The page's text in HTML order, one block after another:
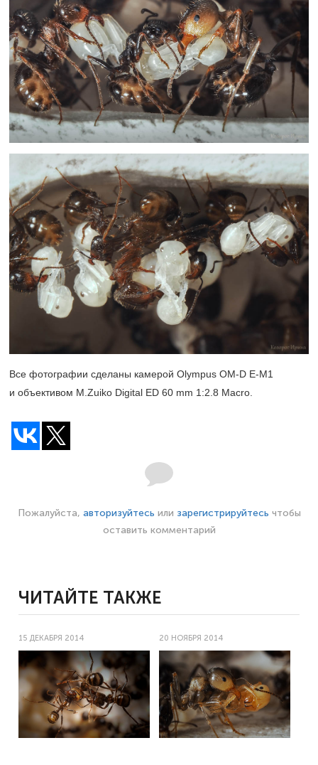
Все фотографии сделаны камерой Olympus OM-D Е-М1
и объективом M.Zuiko Digital ED 60 mm 1:2.8 Macro.
Пожалуйста, авторизуйтесь или зарегистрируйтесь чтобы
оставить комментарий
ЧИТАЙТЕ ТАКЖЕ
15 ДЕКАБРЯ 2014 20 НОЯБРЯ 2014